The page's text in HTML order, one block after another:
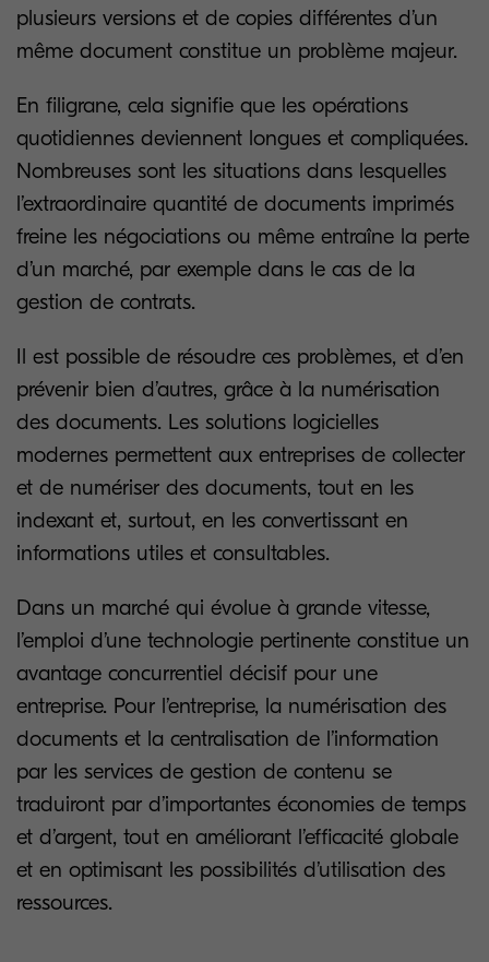
plusieurs versions et de copies différentes d’un
même document constitue un problème majeur.
En filigrane, cela signifie que les opérations
quotidiennes deviennent longues et compliquées.
Nombreuses sont les situations dans lesquelles
l’extraordinaire quantité de documents imprimés
freine les négociations ou même entraîne la perte
d’un marché, par exemple dans le cas de la
gestion de contrats.
Il est possible de résoudre ces problèmes, et d’en
prévenir bien d’autres, grâce à la numérisation
des documents. Les solutions logicielles
modernes permettent aux entreprises de collecter
et de numériser des documents, tout en les
indexant et, surtout, en les convertissant en
informations utiles et consultables.
Dans un marché qui évolue à grande vitesse,
l’emploi d’une technologie pertinente constitue un
avantage concurrentiel décisif pour une
entreprise. Pour l’entreprise, la numérisation des
documents et la centralisation de l’information
par les services de gestion de contenu se
traduiront par d’importantes économies de temps
et d’argent, tout en améliorant l’efficacité globale
et en optimisant les possibilités d’utilisation des
ressources.